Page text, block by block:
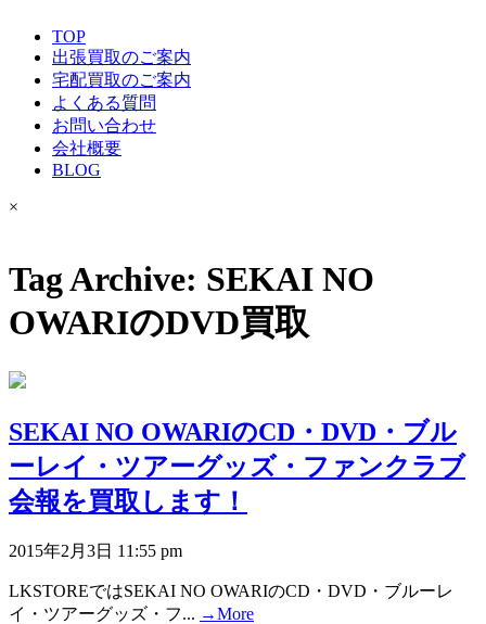
TOP
出張買取のご案内
宅配買取のご案内
よくある質問
お問い合わせ
会社概要
BLOG
×
Tag Archive: SEKAI NO
OWARIのDVD買取
SEKAI NO OWARIのCD・DVD・ブル
ーレイ・ツアーグッズ・ファンクラブ
会報を買取します！
2015年2月3日 11:55 pm
LKSTOREではSEKAI NO OWARIのCD・DVD・ブルーレ
イ・ツアーグッズ・フ... →More